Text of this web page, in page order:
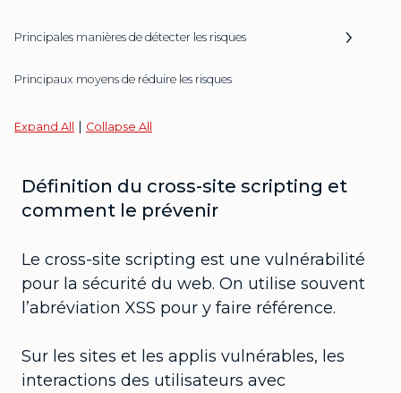
Principales manières de détecter les risques
Principaux moyens de réduire les risques
Expand All | Collapse All
Définition du cross-site scripting et
comment le prévenir
Le cross-site scripting est une vulnérabilité
pour la sécurité du web. On utilise souvent
l’abréviation XSS pour y faire référence.
Sur les sites et les applis vulnérables, les
interactions des utilisateurs avec